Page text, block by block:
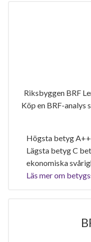
Riksbyggen BRF
Köp en BRF-analys
Högsta betyg
Lägsta betyg C
ekonomiska
Läs mer om